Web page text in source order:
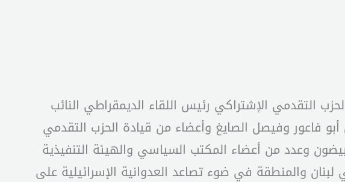
التقدمي الإشتراكي رئيس اللقاء الديمقراطي النائب
فاعور وفيصل الصايغ وأعضاء من قيادة الحزب التقدمي
وعدد من أعضاء المكتب السياسي والهيئة التنفيذية
والمنطقة في ضوء تصاعد العدوانية الإسرائيلية على